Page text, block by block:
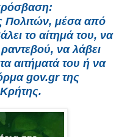
Πολιτών, μέσα από
το αίτημά του, να
ραντεβού, να λάβει
αιτήματά του ή να
gov.gr της